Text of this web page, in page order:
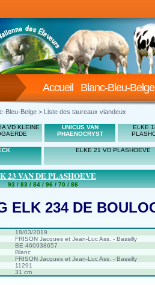
Blanc-Bleu-Belge
Accueil
Bleu-Belge > Liste des taureaux viandeux
VD KLEINE
UNICUS VAN
PHAENOCRYST
ELKE
ELKE 21 VD PLASHOEVE
23 VAN DE PLASHOEVE
93 / 83 / 84 / 96 / 70 / 86
ELK 234 DE
18/03/2019
FRISON Jacques et Jean-Luc Ass. - Bassilly
BE 460938657
Blanc
FRISON Jacques et Jean-Luc Ass. - Bassilly
11291
31 cm